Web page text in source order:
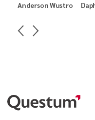
Anderson Wustro